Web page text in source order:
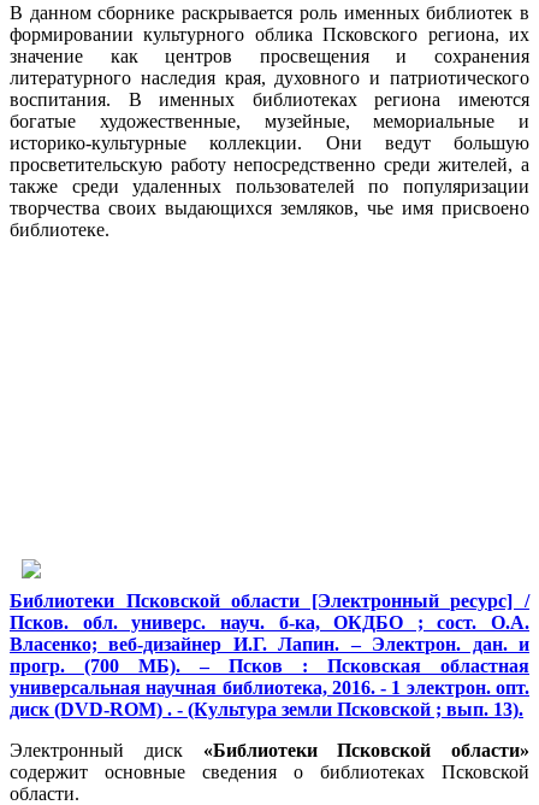
В данном сборнике раскрывается роль именных библиотек в
формировании культурного облика Псковского региона, их
значение как центров просвещения и сохранения
литературного наследия края, духовного и патриотического
воспитания. В именных библиотеках региона имеются
богатые художественные, музейные, мемориальные и
историко-культурные коллекции. Они ведут большую
просветительскую работу непосредственно среди жителей, а
также среди удаленных пользователей по популяризации
творчества своих выдающихся земляков, чье имя присвоено
библиотеке.
Библиотеки Псковской области [Электронный ресурс] /
Псков. обл. универс. науч. б-ка, ОКДБО ; сост. О.А.
Власенко; веб-дизайнер И.Г. Лапин. – Электрон. дан. и
прогр. (700 МБ). – Псков : Псковская областная
универсальная научная библиотека, 2016. - 1 электрон. опт.
диск (DVD-ROM) . - (Культура земли Псковской ; вып. 13).
Электронный диск «Библиотеки Псковской области»
содержит основные сведения о библиотеках Псковской
области.